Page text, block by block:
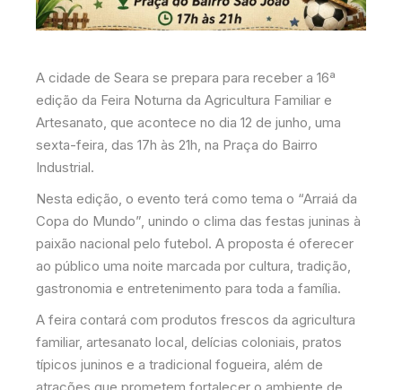
A cidade de Seara se prepara para receber a 16ª
edição da Feira Noturna da Agricultura Familiar e
Artesanato, que acontece no dia 12 de junho, uma
sexta-feira, das 17h às 21h, na Praça do Bairro
Industrial.
Nesta edição, o evento terá como tema o “Arraiá da
Copa do Mundo”, unindo o clima das festas juninas à
paixão nacional pelo futebol. A proposta é oferecer
ao público uma noite marcada por cultura, tradição,
gastronomia e entretenimento para toda a família.
A feira contará com produtos frescos da agricultura
familiar, artesanato local, delícias coloniais, pratos
típicos juninos e a tradicional fogueira, além de
atrações que prometem fortalecer o ambiente de